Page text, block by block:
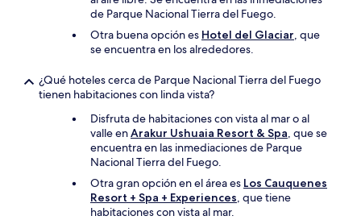
de Parque Nacional Tierra del Fuego.
Otra buena opción es Hotel del Glaciar, que
se encuentra en los alrededores.
¿Qué hoteles cerca de Parque Nacional Tierra del Fuego
tienen habitaciones con linda vista?
Disfruta de habitaciones con vista al mar o al
valle enArakur Ushuaia Resort & Spa, que se
encuentra en las inmediaciones de Parque
Nacional Tierra del Fuego.
Otra gran opción en el área es Los Cauquenes
Resort + Spa + Experiences, que tiene
habitaciones con vista al mar.